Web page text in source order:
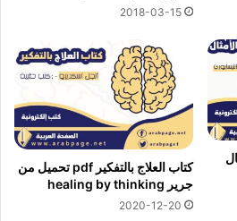
2018-03-15
كتاب العلاج بالتفكير pdf تحميل من
جرير healing by thinking
2020-12-20